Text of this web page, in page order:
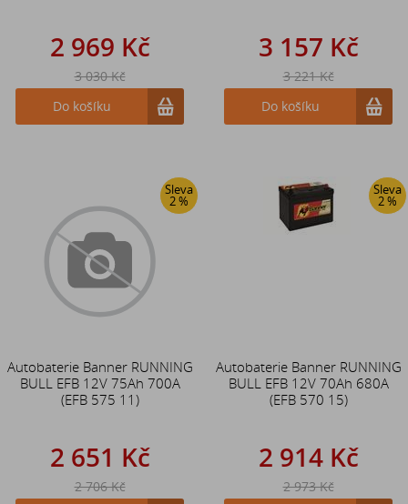
2 969 Kč
3 030 Kč
Do košíku
3 157 Kč
3 221 Kč
Do košíku
Sleva
2 %
Autobaterie Banner RUNNING
BULL EFB 12V 75Ah 700A
(EFB 575 11)
2 651 Kč
2 706 Kč
Sleva
2 %
Autobaterie Banner RUNNING
BULL EFB 12V 70Ah 680A
(EFB 570 15)
2 914 Kč
2 973 Kč